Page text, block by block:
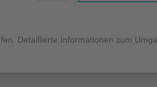
Detaillierte Informationen zum